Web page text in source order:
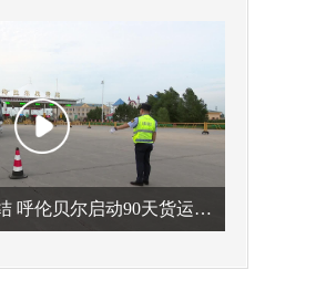
三方执法力量集结 呼伦贝尔启动90天货运车辆违法专项整治